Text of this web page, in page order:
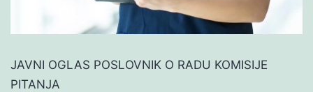
JAVNI OGLAS POSLOVNIK O RADU KOMISIJE
PITANJA